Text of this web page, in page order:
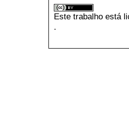
Este trabalho está
.